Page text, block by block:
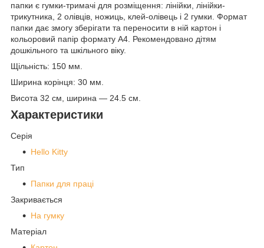
папки є гумки-тримачі для розміщення: лінійки, лінійки-
трикутника, 2 олівців, ножиць, клей-олівець і 2 гумки. Формат
папки дає змогу зберігати та переносити в ній картон і
кольоровий папір формату А4. Рекомендовано дітям
дошкільного та шкільного віку.
Щільність: 150 мм.
Ширина корінця: 30 мм.
Висота 32 см, ширина — 24.5 см.
Характеристики
Серія
Hello Kitty
Тип
Папки для праці
Закривається
На гумку
Матеріал